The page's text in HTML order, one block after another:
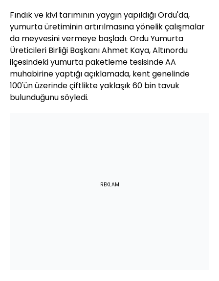
Fındık ve kivi tarımının yaygın yapıldığı Ordu'da,
yumurta üretiminin artırılmasına yönelik çalışmalar
da meyvesini vermeye başladı. Ordu Yumurta
Üreticileri Birliği Başkanı Ahmet Kaya, Altınordu
ilçesindeki yumurta paketleme tesisinde AA
muhabirine yaptığı açıklamada, kent genelinde
100'ün üzerinde çiftlikte yaklaşık 60 bin tavuk
bulunduğunu söyledi.
REKLAM